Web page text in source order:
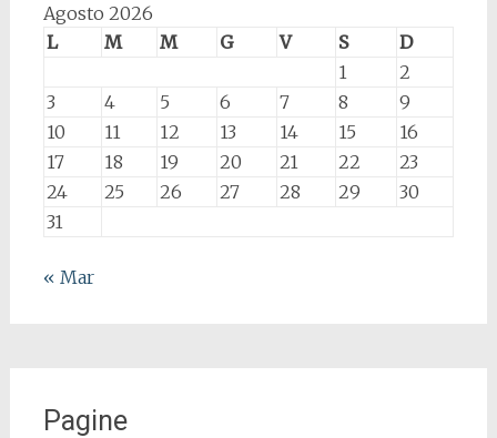
Agosto 2026
L
M M G V S
D
1
2
3
4 5 6 7 8
9
10
11 12 13 14 15
16
17
18 19 20 21 22
23
24
25 26 27 28 29
30
31
« Mar
Pagine